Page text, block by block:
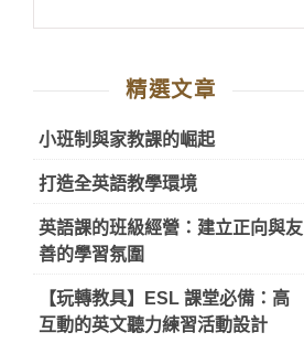
精選文章
小班制與家教課的崛起
打造全英語教學環境
英語課的班級經營：建立正向與友
善的學習氛圍
【玩轉教具】ESL 課堂必備：高
互動的英文聽力練習活動設計